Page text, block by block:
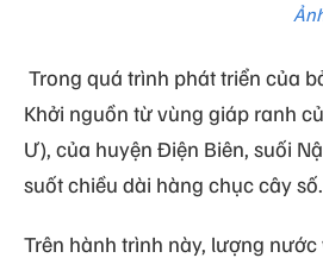
Trong quá trình phát triển của
Khởi nguồn từ vùng giáp ranh
Ư), của huyện Điện Biên, suối
suốt chiều dài hàng chục cây số.
Trên hành trình này, lượng